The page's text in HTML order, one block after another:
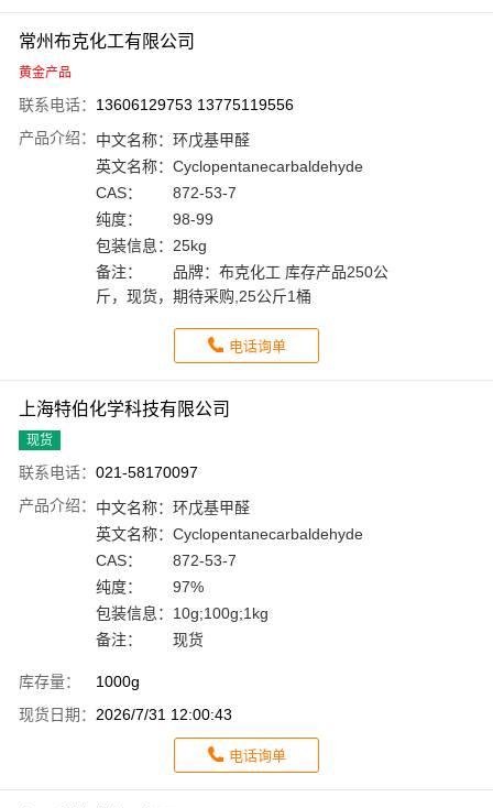
常州布克化工有限公司
黄金产品
联系电话： 13606129753 13775119556
产品介绍： 中文名称： 环戊基甲醛
英文名称： Cyclopentanecarbaldehyde
CAS：
872-53-7
纯度：
98-99
包装信息： 25kg
备注：
品牌：布克化工 库存产品250公
斤，现货，期待采购,25公斤1桶
电话询单
上海特伯化学科技有限公司
现货
联系电话： 021-58170097
产品介绍： 中文名称： 环戊基甲醛
英文名称： Cyclopentanecarbaldehyde
CAS：
872-53-7
纯度：
97%
包装信息： 10g;100g;1kg
备注：
现货
库存量：
1000g
现货日期： 2026/7/31 12:00:43
电话询单